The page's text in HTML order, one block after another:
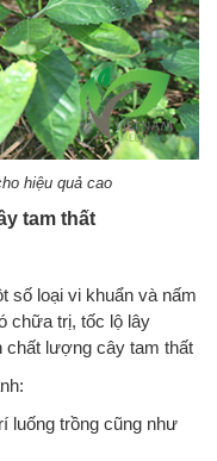
hiệu quả cao
tam thất
số loại vi khuẩn và nấm
chữa trị, tốc lộ lây
chất lượng cây tam thất
luống trồng cũng như